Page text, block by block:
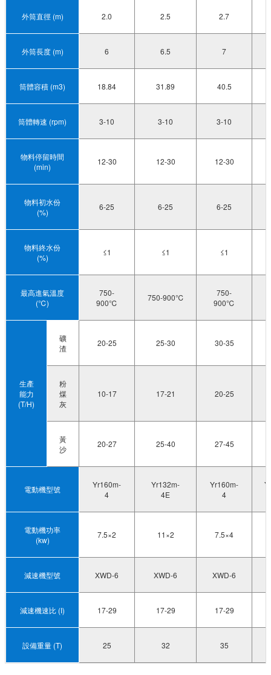
外筒直徑 (m) 2.0 2.5 2.7
外筒長度 (m) 6 6.5 7
筒體容積 (m3) 18.84 31.89 40.5
筒體轉速 (rpm) 3-10 3-10 3-10
物料停留時間
(min)
12-30 12-30 12-30
物料初水份
(%)
6-25 6-25 6-25
物料終水份
(%)
≤1 ≤1 ≤1
最高進氣溫度
(℃)
750-
900℃
750-900℃
750-
900℃
生產
能力
(T/H)
礦
渣
20-25 25-30 30-35
粉
煤
灰
10-17 17-21 20-25
黃
沙
20-27 25-40 27-45
電動機型號
Yr160m-
4
Yr132m-
4E
Yr160m-
4
電動機功率
(kw)
7.5×2 11×2 7.5×4
減速機型號 XWD-6 XWD-6 XWD-6
減速機速比 (I) 17-29 17-29 17-29
設備重量 (T) 25 32 35